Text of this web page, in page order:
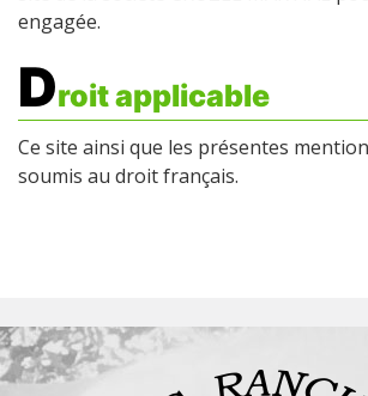
engagée.
Droit applicable
Ce site ainsi que les présentes
soumis au droit français.